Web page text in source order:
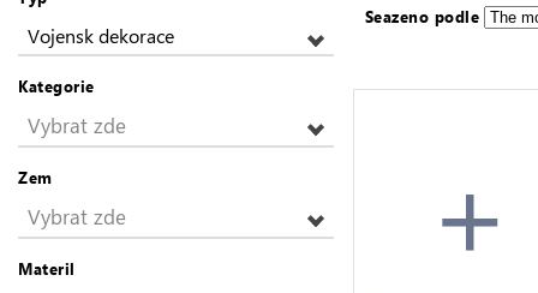
Vojensk dekorace
Kategorie
Vybrat zde
Zem
Vybrat zde
Materil
Seazeno podle
+